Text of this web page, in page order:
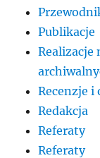
Publikacje
Realizacje
Recenzje i
Redakcja
Referaty
Referaty